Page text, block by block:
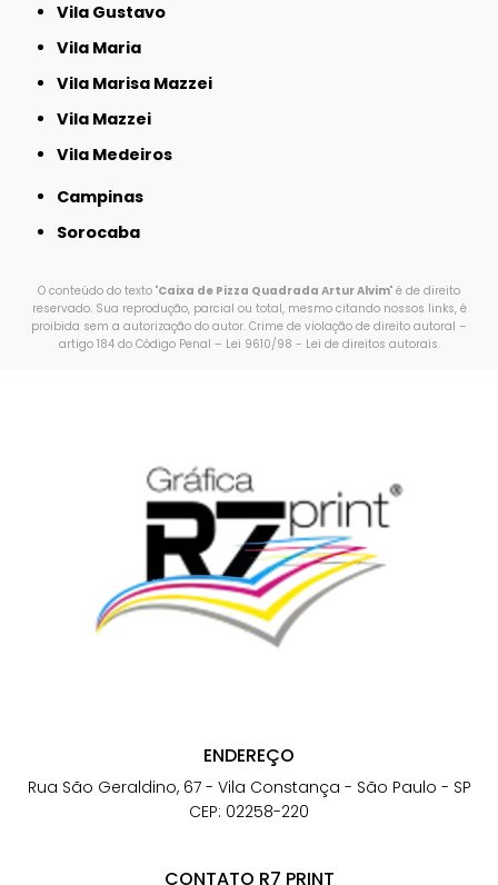
Vila Gustavo
Vila Maria
Vila Marisa Mazzei
Vila Mazzei
Vila Medeiros
Campinas
Sorocaba
O conteúdo do texto "Caixa de Pizza Quadrada Artur Alvim" é de direito
reservado. Sua reprodução, parcial ou total, mesmo citando nossos links, é
proibida sem a autorização do autor. Crime de violação de direito autoral –
artigo 184 do Código Penal – Lei 9610/98 - Lei de direitos autorais.
ENDEREÇO
Rua São Geraldino, 67 - Vila Constança - São Paulo - SP
CEP: 02258-220
CONTATO R7 PRINT